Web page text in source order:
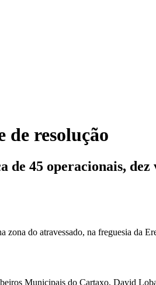
de resolução
de 45 operacionais,
zona do atravessado, na freguesia da
Municipais do Cartaxo​, David